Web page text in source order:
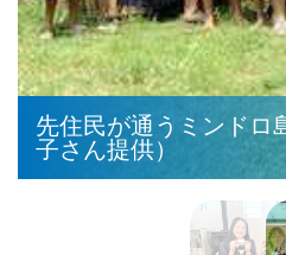
先住民が通うミンドロ
子さん提供）